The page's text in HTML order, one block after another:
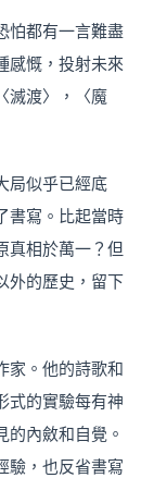
怕都有一言難盡
感慨，投射未來
滅渡〉，〈魔
局似乎已經底
書寫。比起當時
真相於萬一？但
外的歷史，留下
家。他的詩歌和
式的實驗每有神
的內斂和自覺。
驗，也反省書寫